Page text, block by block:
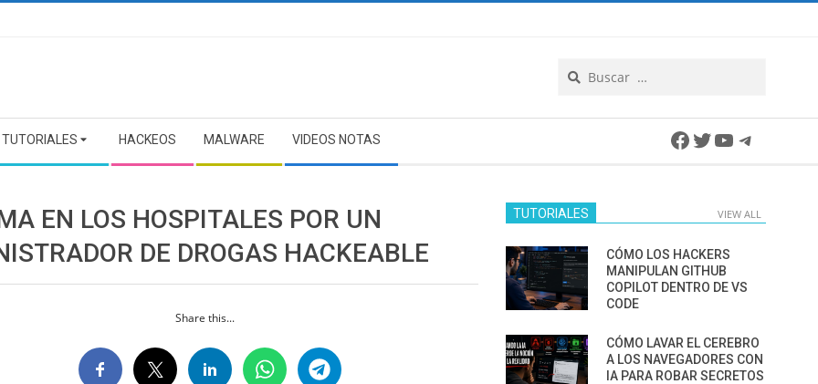
TUTORIALES HACKEOS MALWARE VIDEOS NOTAS Facebook
Twitter
YouTube
EN LOS HOSPITALES POR UN
DE DROGAS HACKEABLE
Share this...
TUTORIALES VIEW ALL
CÓMO LOS HACKERS
MANIPULAN GITHUB
COPILOT DENTRO DE VS
CODE
CÓMO LAVAR EL CEREBRO
A LOS NAVEGADORES CON
IA PARA ROBAR SECRETOS